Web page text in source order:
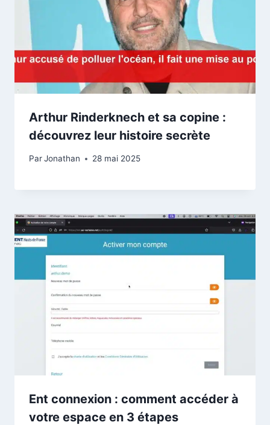
Arthur Rinderknech et sa copine :
découvrez leur histoire secrète
ParJonathan 28 mai 2025
Ent connexion : comment accéder à
votre espace en 3 étapes